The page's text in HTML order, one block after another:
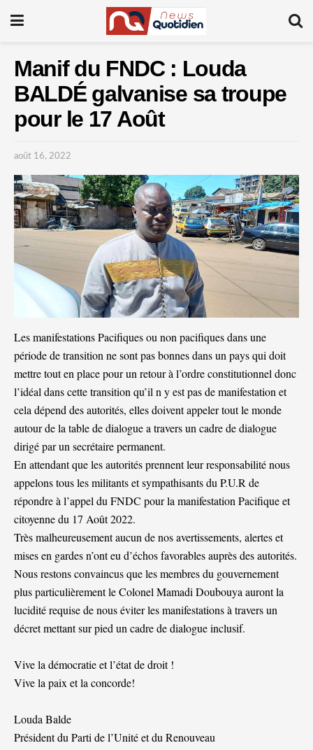
Manif du FNDC : Louda
BALDÉ galvanise sa troupe
pour le 17 Août
août 16, 2022
Les manifestations Pacifiques ou non pacifiques dans une
période de transition ne sont pas bonnes dans un pays qui doit
mettre tout en place pour un retour à l’ordre constitutionnel donc
l’idéal dans cette transition qu’il n y est pas de manifestation et
cela dépend des autorités, elles doivent appeler tout le monde
autour de la table de dialogue a travers un cadre de dialogue
dirigé par un secrétaire permanent.
En attendant que les autorités prennent leur responsabilité nous
appelons tous les militants et sympathisants du P.U.R de
répondre à l’appel du FNDC pour la manifestation Pacifique et
citoyenne du 17 Août 2022.
Très malheureusement aucun de nos avertissements, alertes et
mises en gardes n’ont eu d’échos favorables auprès des autorités.
Nous restons convaincus que les membres du gouvernement
plus particulièrement le Colonel Mamadi Doubouya auront la
lucidité requise de nous éviter les manifestations à travers un
décret mettant sur pied un cadre de dialogue inclusif.
Vive la démocratie et l’état de droit !
Vive la paix et la concorde!
Louda Balde
Président du Parti de l’Unité et du Renouveau